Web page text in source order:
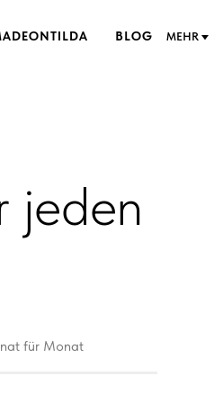
BLOG MEHR
jeden
für Monat